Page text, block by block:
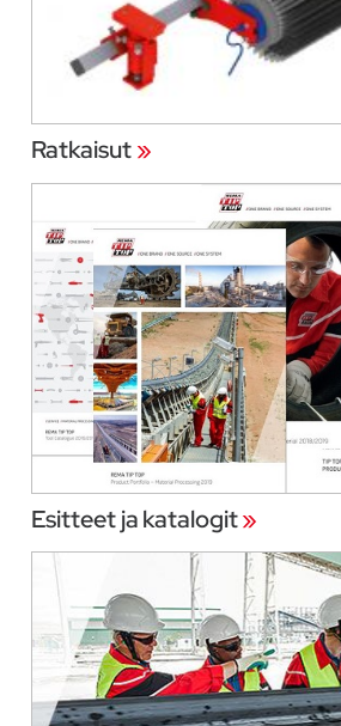
Ratkaisut»
Esitteet ja katalogit»